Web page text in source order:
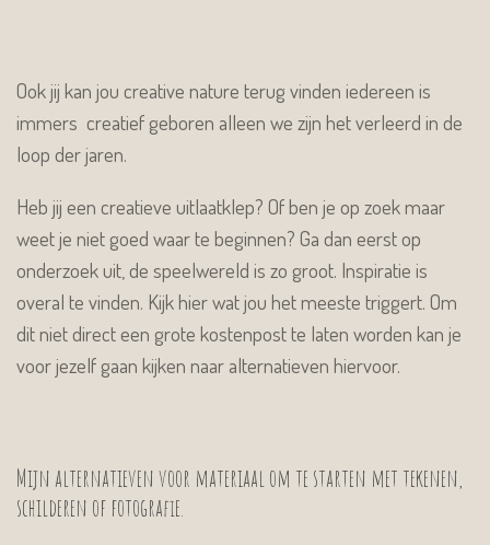
Ook jij kan jou creative nature terug vinden iedereen is
immers creatief geboren alleen we zijn het verleerd in de
loop der jaren.
Heb jij een creatieve uitlaatklep? Of ben je op zoek maar
weet je niet goed waar te beginnen? Ga dan eerst op
onderzoek uit, de speelwereld is zo groot. Inspiratie is
overal te vinden. Kijk hier wat jou het meeste triggert. Om
dit niet direct een grote kostenpost te laten worden kan je
voor jezelf gaan kijken naar alternatieven hiervoor.
Mijn alternatieven voor materiaal om te starten met tekenen,
schilderen of fotografie.